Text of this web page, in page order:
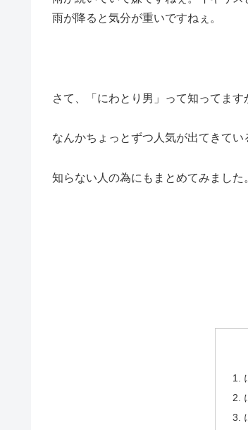
雨が降ると気分が重いですねぇ。
さて、「にわとり男」って知ってます
なんかちょっとずつ人気が出てきてい
知らない人の為にもまとめてみました